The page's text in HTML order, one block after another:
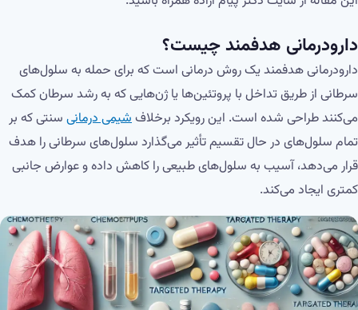
دارودرمانی هدفمند چیست؟
دارودرمانی هدفمند یک روش درمانی است که برای حمله به سلول‌های
سرطانی از طریق تداخل با پروتئین‌ها یا ژن‌هایی که به رشد سرطان کمک
می‌کنند طراحی شده است. این رویکرد برخلافشیمی درمانی سنتی که بر
تمام سلول‌های در حال تقسیم تأثیر می‌گذارد سلول‌های سرطانی را هدف
قرار می‌دهد، آسیب به سلول‌های طبیعی را کاهش داده و عوارض جانبی
کمتری ایجاد می‌کند.